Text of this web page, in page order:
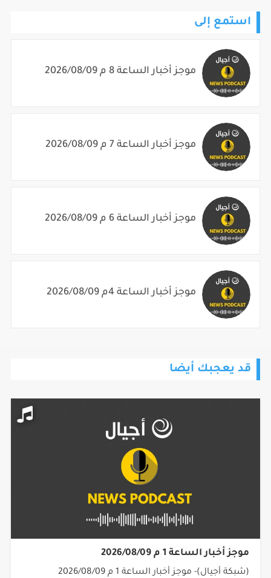
استمع إلى
موجز أخبار الساعة 8 م 2026/08/09
موجز أخبار الساعة 7 م 2026/08/09
موجز أخبار الساعة 6 م 2026/08/09
موجز أخبار الساعة 4م 2026/08/09
قد يعجبك أيضا
موجز أخبار الساعة 1 م 2026/08/09
(شبكة أجيال)- موجز أخبار الساعة 1 م 2026/08/09